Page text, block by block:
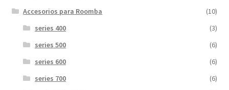
Accesorios para Roomba
(10)
series 400
(3)
series 500
(6)
series 600
(6)
series 700
(6)